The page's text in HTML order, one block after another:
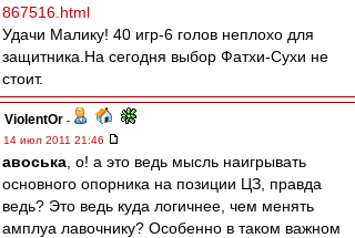
867516.html
Удачи Малику! 40 игр-6 голов неплохо для
защитника.На сегодня выбор Фатхи-Сухи не
стоит.
ViolentOr -
14 июл 2011 21:46
авоська , о! а это ведь мысль наигрывать
основного опорника на позиции ЦЗ, правда
ведь? Это ведь куда логичнее, чем менять
амплуа лавочнику? Особенно в таком важном